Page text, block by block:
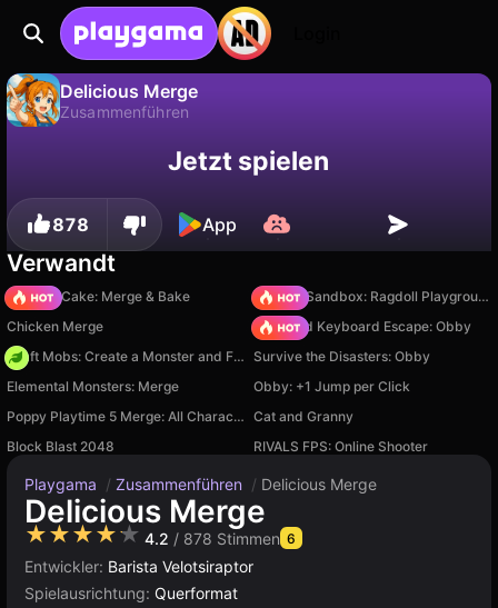
Delicious Merge
Zusammenführen
speichern!
Nein
Jetzt spielen
878 App
Verwandt
Piece of Cake: Merge & Bake
Sprunki Sandbox: Ragdoll Playground Mode
Chicken Merge
+1 Speed Keyboard Escape: Obby
Craft Mobs: Create a Monster and Fight!
Survive the Disasters: Obby
Elemental Monsters: Merge
Obby: +1 Jump per Click
Poppy Playtime 5 Merge: All Characters Cat and Granny
Block Blast 2048
RIVALS FPS: Online Shooter
Playgama / Zusammenführen / Delicious Merge
Delicious Merge
★★★★★ 4.2 / 878 Stimmen 6
Entwickler: Barista Velotsiraptor
Spielausrichtung: Querformat